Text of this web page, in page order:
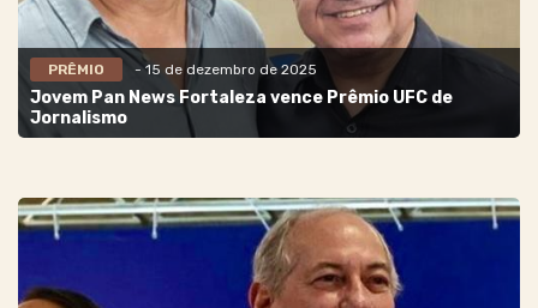
PRÊMIO - 15 de dezembro de 2025
Jovem Pan News Fortaleza vence Prêmio UFC de
Jornalismo